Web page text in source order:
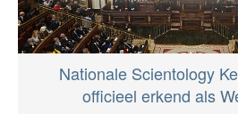
Nationale Scientology
officieel erkend als